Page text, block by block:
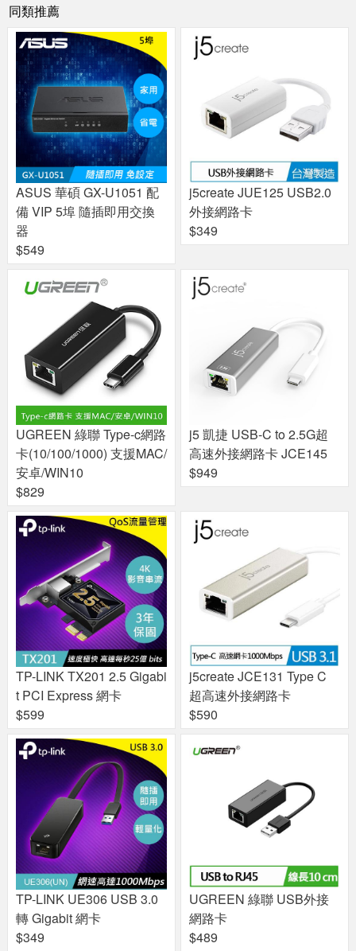
同類推薦
ASUS 華碩 GX-U1051 配
備 VIP 5埠 隨插即用交換
器
$549
j5create JUE125 USB2.0
外接網路卡
$349
UGREEN 綠聯 Type-c網路
卡(10/100/1000) 支援MAC/
安卓/WIN10
$829
j5 凱捷 USB-C to 2.5G超
高速外接網路卡 JCE145
$949
TP-LINK TX201 2.5 Gigabi
t PCI Express 網卡
$599
j5create JCE131 Type C
超高速外接網路卡
$590
TP-LINK UE306 USB 3.0
轉 Gigabit 網卡
$349
UGREEN 綠聯 USB外接
網路卡
$489